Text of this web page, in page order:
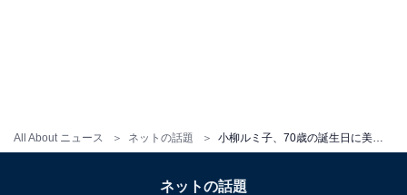
All About ニュース ネットの話題
ネットの話題